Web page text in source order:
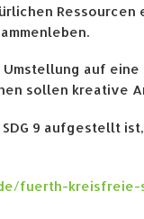
auf
sollen kreative
9 aufgestellt
fuerth-